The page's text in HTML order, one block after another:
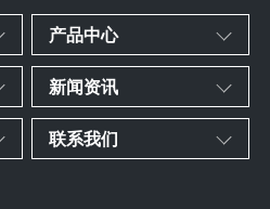
产品中心
新闻资讯
联系我们